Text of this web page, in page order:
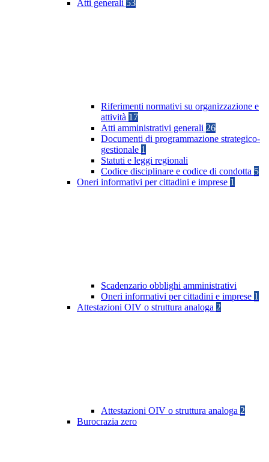
Atti generali 53
Riferimenti normativi su organizzazione e
attività 17
Atti amministrativi generali 26
Documenti di programmazione strategico-
gestionale 1
Statuti e leggi regionali
Codice disciplinare e codice di condotta 5
Oneri informativi per cittadini e imprese 1
Scadenzario obblighi amministrativi
Oneri informativi per cittadini e imprese 1
Attestazioni OIV o struttura analoga 2
Attestazioni OIV o struttura analoga 2
Burocrazia zero